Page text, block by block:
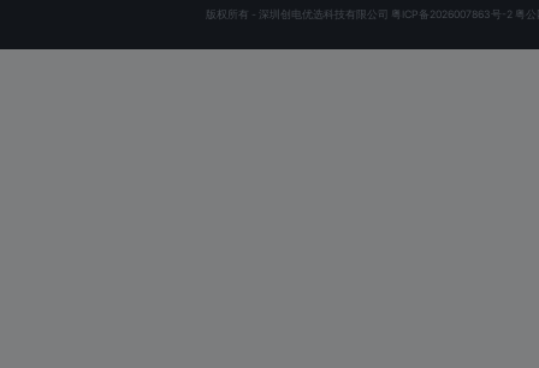
版权所有 - 深圳创电优选科技有限公司 粤ICP备2026007863号-2 粤